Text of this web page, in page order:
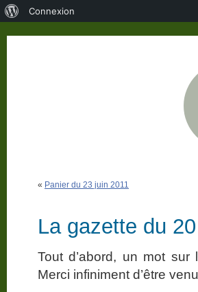
« Panier du 23 juin 2011
La gazette du
Tout d’abord, un mot
Merci infiniment d’être
Connexion